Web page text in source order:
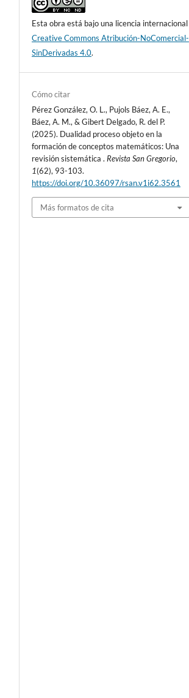
Esta obra está bajo una licencia internacional
Creative Commons Atribución-NoComercial-
SinDerivadas 4.0.
Cómo citar
Pérez González, O. L., Pujols Báez, A. E.,
Báez, A. M., & Gibert Delgado, R. del P.
(2025). Dualidad proceso objeto en la
formación de conceptos matemáticos: Una
revisión sistemática . Revista San Gregorio,
1(62), 93-103.
https://doi.org/10.36097/rsan.v1i62.3561
Más formatos de cita